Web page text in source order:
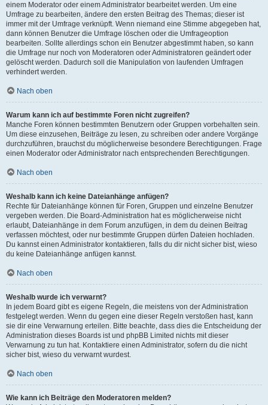
einem Moderator oder einem Administrator bearbeitet werden. Um eine
Umfrage zu bearbeiten, ändere den ersten Beitrag des Themas; dieser ist
immer mit der Umfrage verknüpft. Wenn niemand eine Stimme abgegeben hat,
dann können Benutzer die Umfrage löschen oder die Umfrageoption
bearbeiten. Sollte allerdings schon ein Benutzer abgestimmt haben, so kann
die Umfrage nur noch von Moderatoren oder Administratoren geändert oder
gelöscht werden. Dadurch soll die Manipulation von laufenden Umfragen
verhindert werden.
Nach oben
Warum kann ich auf bestimmte Foren nicht zugreifen?
Manche Foren können bestimmten Benutzern oder Gruppen vorbehalten sein.
Um diese einzusehen, Beiträge zu lesen, zu schreiben oder andere Vorgänge
durchzuführen, brauchst du möglicherweise besondere Berechtigungen. Frage
einen Moderator oder Administrator nach entsprechenden Berechtigungen.
Nach oben
Weshalb kann ich keine Dateianhänge anfügen?
Rechte für Dateianhänge können für Foren, Gruppen und einzelne Benutzer
vergeben werden. Die Board-Administration hat es möglicherweise nicht
erlaubt, Dateianhänge in dem Forum anzufügen, in dem du deinen Beitrag
verfassen möchtest, oder nur bestimmte Gruppen dürfen Dateien hochladen.
Du kannst einen Administrator kontaktieren, falls du dir nicht sicher bist, wieso
du keine Dateianhänge anfügen kannst.
Nach oben
Weshalb wurde ich verwarnt?
In jedem Board gibt es eigene Regeln, die meistens von der Administration
festgelegt werden. Wenn du gegen eine dieser Regeln verstoßen hast, kann
sie dir eine Verwarnung erteilen. Bitte beachte, dass dies die Entscheidung der
Administration dieses Boards ist und phpBB Limited nichts mit dieser
Verwarnung zu tun hat. Kontaktiere einen Administrator, sofern du die nicht
sicher bist, wieso du verwarnt wurdest.
Nach oben
Wie kann ich Beiträge den Moderatoren melden?